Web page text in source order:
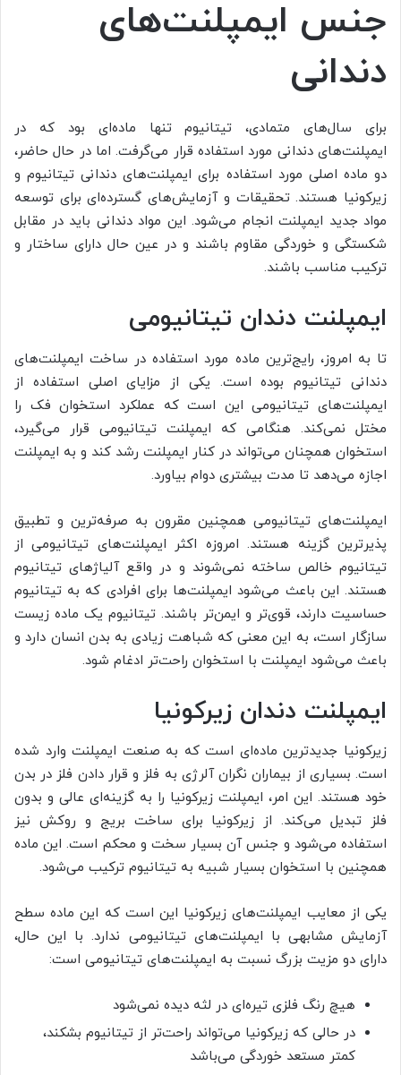
جنس ایمپلنت‌های
دندانی
برای سال‌های متمادی، تیتانیوم تنها ماده‌ای بود که در
ایمپلنت‌های دندانی مورد استفاده قرار می‌گرفت. اما در حال حاضر،
دو ماده اصلی مورد استفاده برای ایمپلنت‌های دندانی تیتانیوم و
زیرکونیا هستند. تحقیقات و آزمایش‌های گسترده‌ای برای توسعه
مواد جدید ایمپلنت انجام می‌شود. این مواد دندانی باید در مقابل
شکستگی و خوردگی مقاوم باشند و در عین حال دارای ساختار و
ترکیب مناسب باشند.
ایمپلنت دندان تیتانیومی
تا به امروز، رایج‌ترین ماده مورد استفاده در ساخت ایمپلنت‌های
دندانی تیتانیوم بوده است. یکی از مزایای اصلی استفاده از
ایمپلنت‌های تیتانیومی این است که عملکرد استخوان فک را
مختل نمی‌کند. هنگامی که ایمپلنت تیتانیومی قرار می‌گیرد،
استخوان همچنان می‌تواند در کنار ایمپلنت رشد کند و به ایمپلنت
اجازه می‌دهد تا مدت بیشتری دوام بیاورد.
ایمپلنت‌های تیتانیومی همچنین مقرون به صرفه‌ترین و تطبیق
پذیرترین گزینه هستند. امروزه اکثر ایمپلنت‌های تیتانیومی از
تیتانیوم خالص ساخته نمی‌شوند و در واقع آلیاژهای تیتانیوم
هستند. این باعث می‌شود ایمپلنت‌ها برای افرادی که به تیتانیوم
حساسیت دارند، قوی‌تر و ایمن‌تر باشند. تیتانیوم یک ماده زیست
سازگار است، به این معنی که شباهت زیادی به بدن انسان دارد و
باعث می‌شود ایمپلنت با استخوان راحت‌تر ادغام شود.
ایمپلنت دندان زیرکونیا
زیرکونیا جدیدترین ماده‌ای است که به صنعت ایمپلنت وارد شده‌
است. بسیاری از بیماران نگران آلرژی به فلز و قرار دادن فلز در بدن
خود هستند. این امر، ایمپلنت زیرکونیا را به گزینه‌ای عالی و بدون
فلز تبدیل می‌کند. از زیرکونیا برای ساخت بریج و روکش نیز
استفاده می‌شود و جنس آن بسیار سخت و محکم است. این ماده
همچنین با استخوان بسیار شبیه به تیتانیوم ترکیب می‌شود.
یکی از معایب ایمپلنت‌های زیرکونیا این است که این ماده سطح
آزمایش مشابهی با ایمپلنت‌های تیتانیومی ندارد. با این حال،
دارای دو مزیت بزرگ نسبت به ایمپلنت‌های تیتانیومی است:
هیچ رنگ فلزی تیره‌ای در لثه دیده نمی‌شود
در حالی که زیرکونیا می‌تواند راحت‌تر از تیتانیوم بشکند،
کمتر مستعد خوردگی می‌باشد